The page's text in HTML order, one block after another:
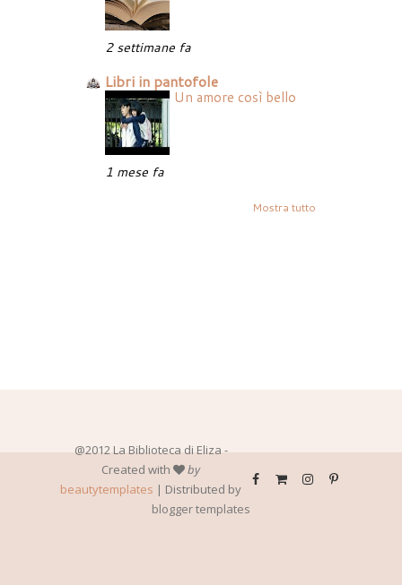
2 settimane fa
Libri in pantofole
Un amore così bello
1 mese fa
Mostra tutto
@2012 La Biblioteca di Eliza -
Created with
by
beautytemplates | Distributed by
blogger templates